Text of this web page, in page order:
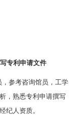
专利申请文件
参考咨询馆员，工学
，熟悉专利申请撰写
纪人资质。